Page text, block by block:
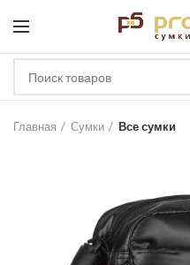
Главная Сумки Все сумки